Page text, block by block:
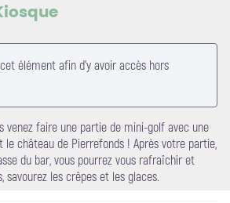
Voir l'image en plein écran
élément afin d'y avoir accès hors
venez faire une partie de mini-golf avec une
le château de Pierrefonds ! Après votre partie,
du bar, vous pourrez vous rafraîchir et
savourez les crêpes et les glaces.